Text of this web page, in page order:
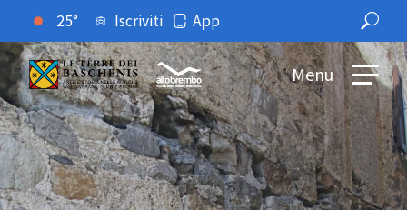
25° Iscriviti App
Menu